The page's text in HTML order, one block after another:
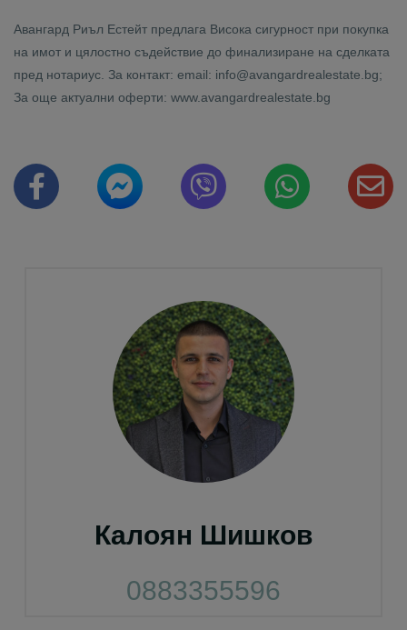
Авангард Риъл Естейт предлага Висока сигурност при покупка
на имот и цялостно съдействие до финализиране на сделката
пред нотариус. За контакт: email: info@avangardrealestate.bg;
За още актуални оферти: www.avangardrealestate.bg
Калоян Шишков
0883355596